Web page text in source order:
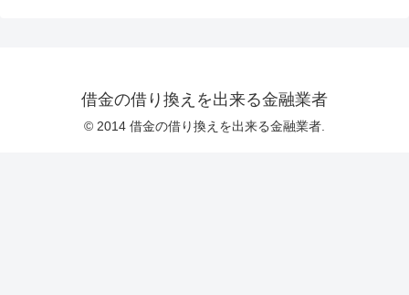
借金の借り換えを出来る金融業者
© 2014 借金の借り換えを出来る金融業者.